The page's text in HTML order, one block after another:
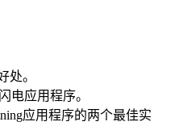
处。
电应用程序。
应用程序的两个最佳实